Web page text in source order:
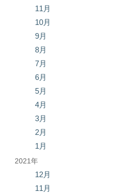
11月
10月
9月
8月
7月
6月
5月
4月
3月
2月
1月
2021年
12月
11月